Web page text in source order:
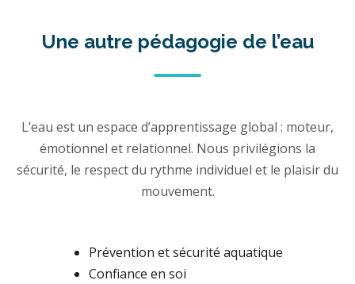
Une autre pédagogie de l’eau
L’eau est un espace d’apprentissage global : moteur,
émotionnel et relationnel. Nous privilégions la
sécurité, le respect du rythme individuel et le plaisir du
mouvement.
Prévention et sécurité aquatique
Confiance en soi